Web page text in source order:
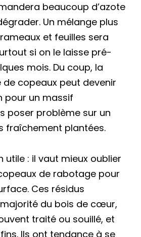
beaucoup d’azote
Un mélange plus
et feuilles sera
si on le laisse pré-
mois. Du coup, la
copeaux peut devenir
pour un massif
poser problème sur un
fraîchement plantées.
utile : il vaut mieux oublier
de rabotage pour
Ces résidus
du bois de cœur,
traité ou souillé, et
Ils ont tendance à se